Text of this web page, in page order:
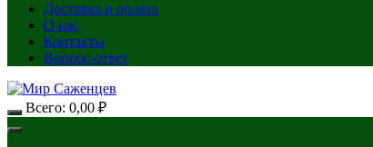
Доставка и оплата
О нас
Контакты
Вопрос-ответ
Всего: 0,00 ₽